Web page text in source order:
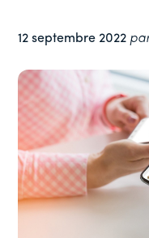
12 septembre 2022